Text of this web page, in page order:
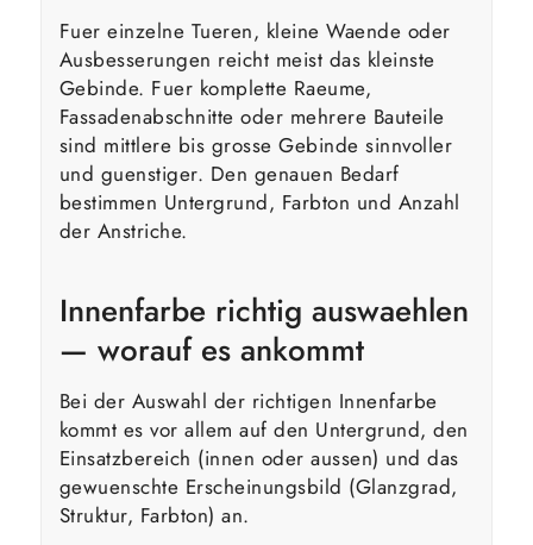
Fuer einzelne Tueren, kleine Waende oder
Ausbesserungen reicht meist das kleinste
Gebinde. Fuer komplette Raeume,
Fassadenabschnitte oder mehrere Bauteile
sind mittlere bis grosse Gebinde sinnvoller
und guenstiger. Den genauen Bedarf
bestimmen Untergrund, Farbton und Anzahl
der Anstriche.
Innenfarbe richtig auswaehlen
— worauf es ankommt
Bei der Auswahl der richtigen Innenfarbe
kommt es vor allem auf den Untergrund, den
Einsatzbereich (innen oder aussen) und das
gewuenschte Erscheinungsbild (Glanzgrad,
Struktur, Farbton) an.